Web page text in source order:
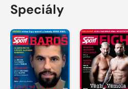
Speciály